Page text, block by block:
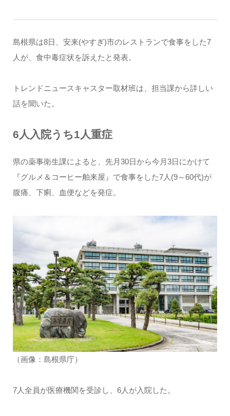
島根県は8日、安来(やすぎ)市のレストランで食事をした7
人が、食中毒症状を訴えたと発表。
トレンドニュースキャスター取材班は、担当課から詳しい
話を聞いた。
6人入院うち1人重症
県の薬事衛生課によると、先月30日から今月3日にかけて
『グルメ＆コーヒー舶来屋』で食事をした7人(9～60代)が
腹痛、下痢、血便などを発症。
（画像：島根県庁）
7人全員が医療機関を受診し、6人が入院した。